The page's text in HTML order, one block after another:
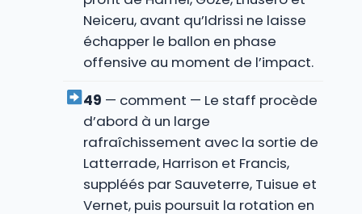
Neiceru, avant qu’Idrissi ne laisse
échapper le ballon en phase
offensive au moment de l’impact.
49 — comment — Le staff procède
d’abord à un large
rafraîchissement avec la sortie de
Latterrade, Harrison et Francis,
suppléés par Sauveterre, Tuisue et
Vernet, puis poursuit la rotation en